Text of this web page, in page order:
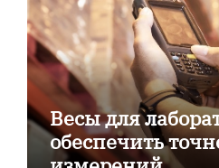
Весы для
обеспечить